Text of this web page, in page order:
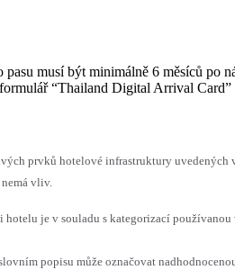
pasu musí být minimálně 6 měsíců po
“Thailand Digital Arrival Card”
prvků hotelové infrastruktury uvedených
vliv.
je v souladu s kategorizací
popisu může označovat